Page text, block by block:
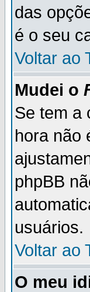
das
é o seu
Voltar ao
Mudei o
Se tem a
hora não
phpBB
usuários.
Voltar ao
O meu